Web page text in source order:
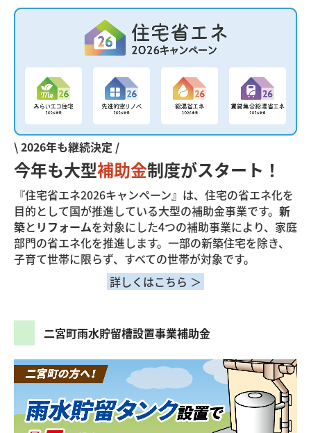
\ 2026年も継続決定 /
今年も大型補助金制度がスタート！
『住宅省エネ2026キャンペーン』 は、住宅の省エネ化を
目的として国が推進している大型の補助金事業です。 新
築と リフォームを対象にした4つの補助事業により、家庭
部門の省エネ化を推進します。一部の新築住宅を除き、
子育て世帯に限らず、すべての世帯が対象です。
詳しくはこちら ＞
二宮町雨水貯留槽設置事業補助金